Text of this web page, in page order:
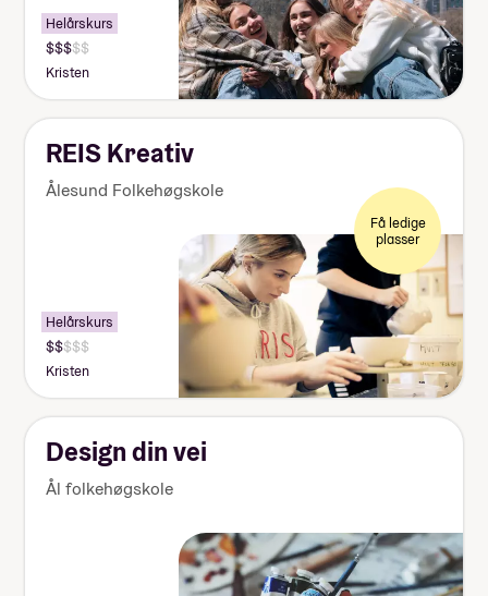
Helårskurs
Kristen
REIS Kreativ
Ålesund Folkehøgskole
Få ledige
plasser
Helårskurs
Kristen
Design din vei
Ål folkehøgskole